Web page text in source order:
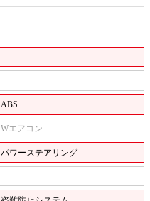
ABS
Wエアコン
パワーステアリング